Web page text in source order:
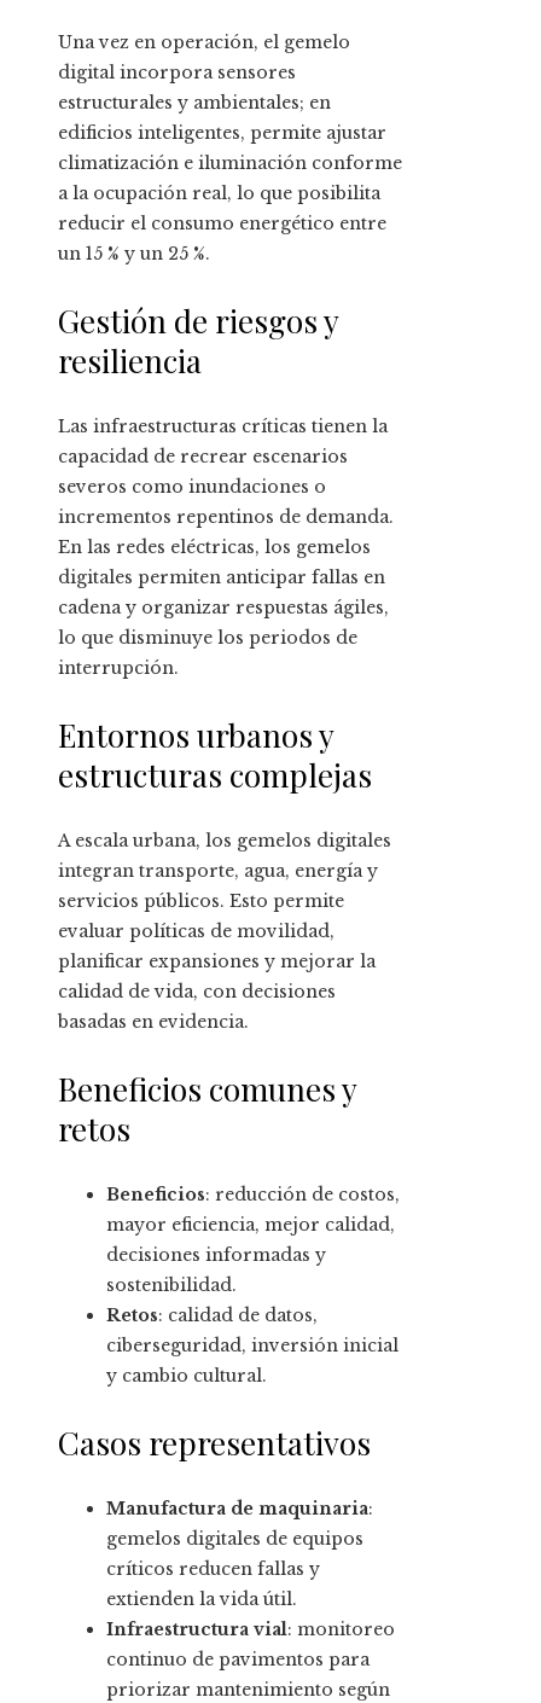
Una vez en operación, el gemelo
digital incorpora sensores
estructurales y ambientales; en
edificios inteligentes, permite ajustar
climatización e iluminación conforme
a la ocupación real, lo que posibilita
reducir el consumo energético entre
un 15 % y un 25 %.
Gestión de riesgos y
resiliencia
Las infraestructuras críticas tienen la
capacidad de recrear escenarios
severos como inundaciones o
incrementos repentinos de demanda.
En las redes eléctricas, los gemelos
digitales permiten anticipar fallas en
cadena y organizar respuestas ágiles,
lo que disminuye los periodos de
interrupción.
Entornos urbanos y
estructuras complejas
A escala urbana, los gemelos digitales
integran transporte, agua, energía y
servicios públicos. Esto permite
evaluar políticas de movilidad,
planificar expansiones y mejorar la
calidad de vida, con decisiones
basadas en evidencia.
Beneficios comunes y
retos
Beneficios: reducción de costos,
mayor eficiencia, mejor calidad,
decisiones informadas y
sostenibilidad.
Retos: calidad de datos,
ciberseguridad, inversión inicial
y cambio cultural.
Casos representativos
Manufactura de maquinaria:
gemelos digitales de equipos
críticos reducen fallas y
extienden la vida útil.
Infraestructura vial: monitoreo
continuo de pavimentos para
priorizar mantenimiento según